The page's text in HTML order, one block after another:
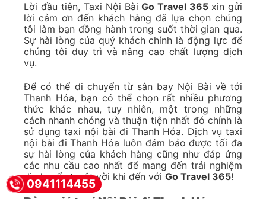
Lời đầu tiên, Taxi Nội BàiGo Travel 365 xin gửi
lời cảm ơn đến khách hàng đã lựa chọn chúng
tôi làm bạn đồng hành trong suốt thời gian qua.
Sự hài lòng của quý khách chính là động lực để
chúng tôi duy trì và nâng cao chất lượng dịch
vụ.
Để có thể di chuyển từ sân bay Nội Bài về tới
Thanh Hóa, bạn có thể chọn rất nhiều phương
thức khác nhau, tuy nhiên, một trong những
cách nhanh chóng và thuận tiện nhất đó chính là
sử dụng taxi nội bài đi Thanh Hóa. Dịch vụ taxi
nội bài đi Thanh Hóa luôn đảm bảo được tối đa
sự hài lòng của khách hàng cũng như đáp ứng
các nhu cầu cao nhất để mang đến trải nghiệm
di chuyển tuyệt vời khi đến với Go Travel 365!
0941114455